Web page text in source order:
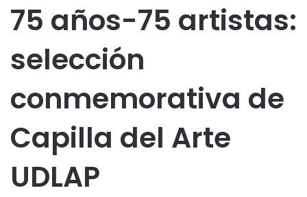
75 años-75 artistas:
selección
conmemorativa de
Capilla del Arte
UDLAP